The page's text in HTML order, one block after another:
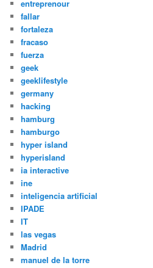
entreprenour
fallar
fortaleza
fracaso
fuerza
geek
geeklifestyle
germany
hacking
hamburg
hamburgo
hyper island
hyperisland
ia interactive
ine
inteligencia artificial
IPADE
IT
las vegas
Madrid
manuel de la torre